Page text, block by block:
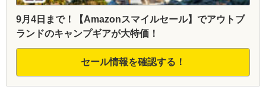
9月4日まで！【Amazonスマイルセール】でアウトブ
ランドのキャンプギアが大特価！
セール情報を確認する！